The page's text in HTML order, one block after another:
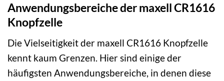
Anwendungsbereiche der maxell CR1616
Knopfzelle
Die Vielseitigkeit der maxell CR1616 Knopfzelle
kennt kaum Grenzen. Hier sind einige der
häufigsten Anwendungsbereiche, in denen diese